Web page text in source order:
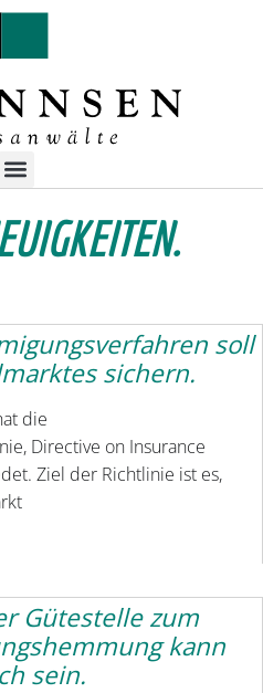
soll
sichern.
die
Directive on Insurance
Ziel der Richtlinie ist es,
Gütestelle zum
kann
sein.